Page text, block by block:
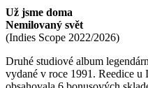
Už jsme doma
Nemilovaný svět
(Indies Scope 2022/2026)
Druhé studiové album
vydané v roce 1991. Reedice u